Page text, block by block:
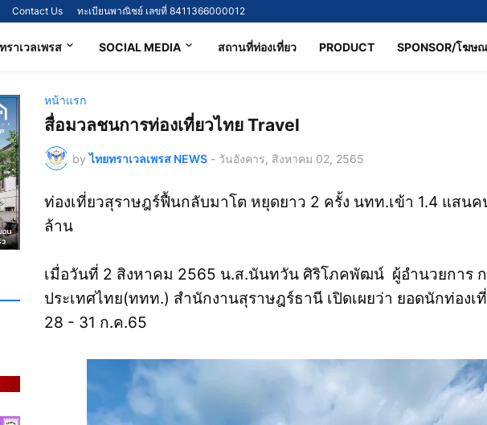
Contact Us ทะเบียนพาณิชย์ เลขที่ 8411366000012
ราเวลเพรส SOCIAL MEDIA สถานที่ท่องเที่ยว PRODUCT SPONSOR/โฆษ
หน้าแรก
สื่อมวลชนการท่องเที่ยวไทย Travel
by ไทยทราเวลเพรส NEWS - วันอังคาร, สิงหาคม 02, 2565
ท่องเที่ยวสุราษฎร์ฟื้นกลับมาโต หยุดยาว 2 ครั้ง นทท.เข้า 1.4 แสนค
ล้าน
เมื่อวันที่ 2 สิงหาคม 2565 น.ส.นันทวัน ศิริโภคพัฒน์ ผู้อำนวยการ ก
ประเทศไทย(ททท.) สำนักงานสุราษฎร์ธานี เปิดเผยว่า ยอดนักท่อง
28 - 31 ก.ค.65
. .